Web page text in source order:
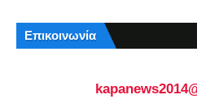
Επικοινωνία